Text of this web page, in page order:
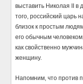
выставить Николая II в
того, российский царь
близок к простым
его обычным
как свойственно
женщину.
Напомним, что против